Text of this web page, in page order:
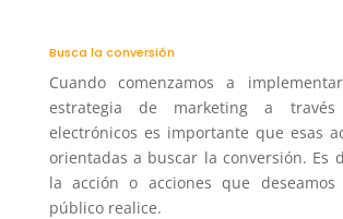
Busca la conversión
Cuando comenzamos a
estrategia de marketing a
electrónicos es importante que esas
orientadas a buscar la conversión. Es
la acción o acciones que
público realice.